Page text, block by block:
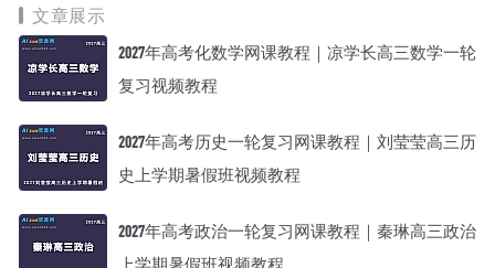
文章展示
2027年高考化数学网课教程｜凉学长高三数学一轮
复习视频教程
2027年高考历史一轮复习网课教程｜刘莹莹高三历
史上学期暑假班视频教程
2027年高考政治一轮复习网课教程｜秦琳高三政治
上学期暑假班视频教程